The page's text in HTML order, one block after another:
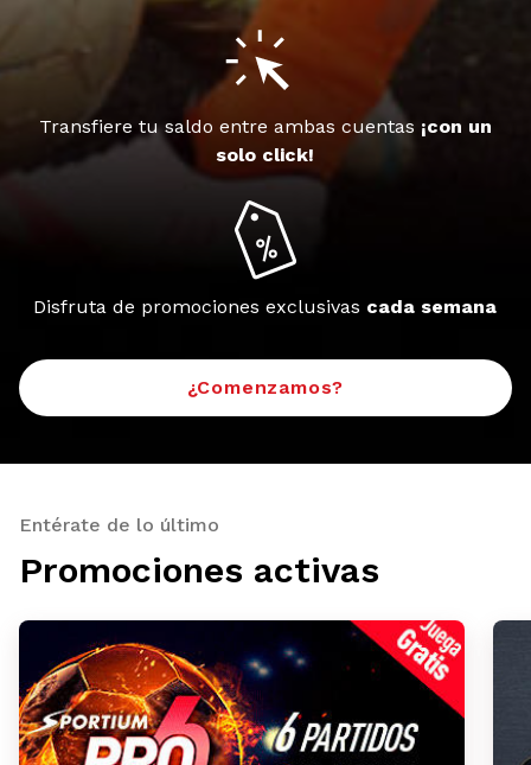
Transfiere tu saldo entre ambas cuentas ¡con un
solo click!
Disfruta de promociones exclusivas cada semana
¿Comenzamos?
Entérate de lo último
Promociones activas